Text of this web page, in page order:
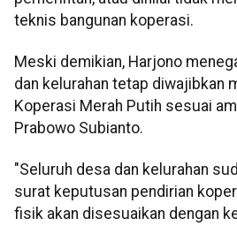
teknis bangunan koperasi.
Meski demikian, Harjono
dan kelurahan tetap diwajibkan
Koperasi Merah Putih sesuai
Prabowo Subianto.
"Seluruh desa dan kelurahan
surat keputusan pendirian
fisik akan disesuaikan dengan